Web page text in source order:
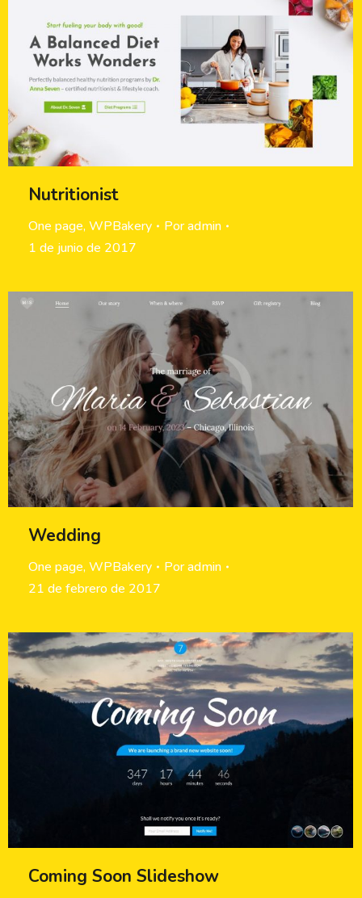
Nutritionist
One page,WPBakery Poradmin
1 de junio de 2017
Wedding
One page,WPBakery Poradmin
21 de febrero de 2017
Coming Soon Slideshow